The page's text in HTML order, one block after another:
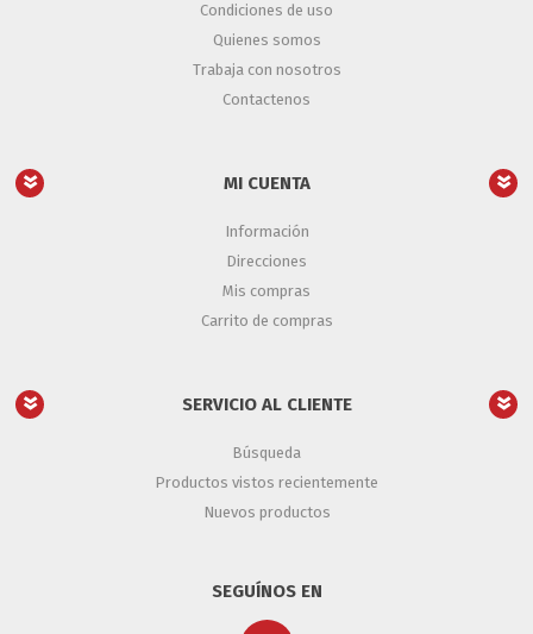
Condiciones de uso
Quienes somos
Trabaja con nosotros
Contactenos
MI CUENTA
Información
Direcciones
Mis compras
Carrito de compras
SERVICIO AL CLIENTE
Búsqueda
Productos vistos recientemente
Nuevos productos
SEGUÍNOS EN